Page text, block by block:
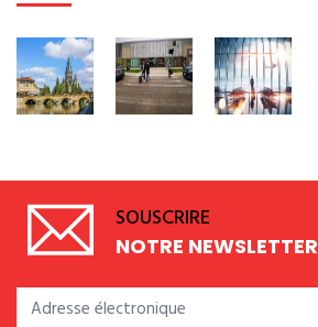
SOUSCRIRE
NOTRE NEWSLETTER